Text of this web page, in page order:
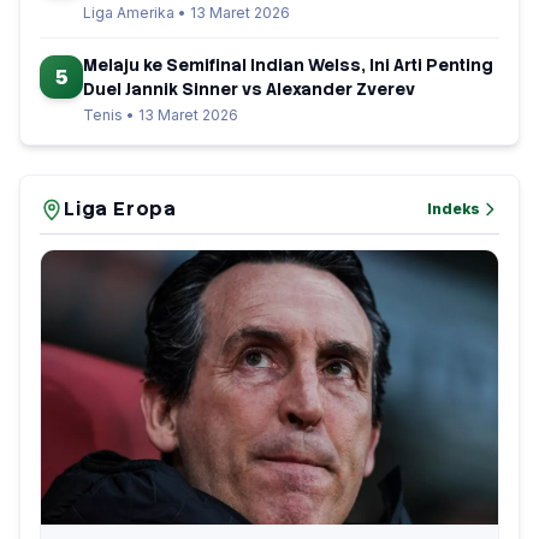
Liga Amerika • 13 Maret 2026
5
Melaju ke Semifinal Indian Welss, Ini Arti Penting
Duel Jannik Sinner vs Alexander Zverev
Tenis • 13 Maret 2026
Liga Eropa Indeks